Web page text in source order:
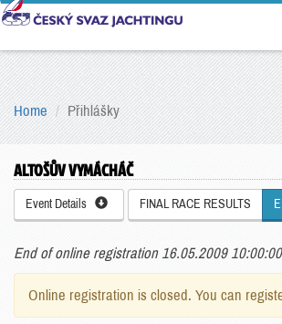
Home Přihlášky
ALTOŠŮV VYMÁCHÁČ
Event Details FINAL RACE RESULTS
End of online registration 16.05.2009 10:00:00
Online registration is closed. You can